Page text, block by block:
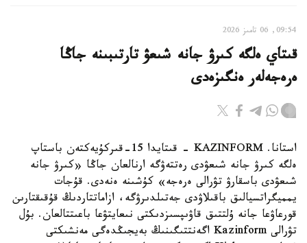
09:54, 06 تامىز 2026
قىتاي ەلگە كىرۋ جانە شىعۋ تارتىبىنە جاڭا
ەرەجەلەر ەنگىزەدى
استانا. KAZINFORM - قىتايدا 15-قىركۇيەكتەن باستاپ
ەلگە كىرۋ جانە شىعۋدى رەتتەۋگە ارنالعان جاڭا «كىرۋ جانە
شىعۋدى باسقارۋ تۋرالى ەرەجە» كۇشىنە ەنەدى. قۇجات
يمميگراتسيالىق باقىلاۋدى جەتىلدىرۋگە، ازاماتتاردىڭ قۇقىقتارىن
قورعاۋعا جانە ۇلتتىق قاۋىپسىزدىكتى نىعايتۋعا باعىتتالعان. بۇل
تۋرالى Kazinform اگەنتتىگىنىڭ بەيجىڭدەگى مەنشىكتى